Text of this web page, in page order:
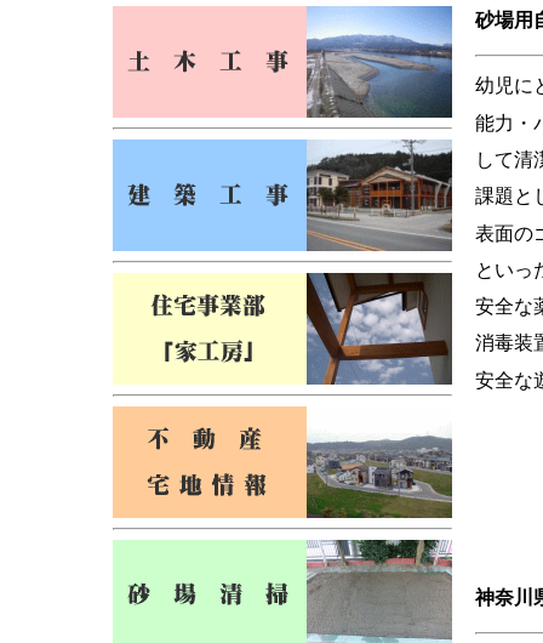
砂場用
幼児に
能力・
して清
課題と
表面の
といっ
安全な
消毒装
安全な
神奈川